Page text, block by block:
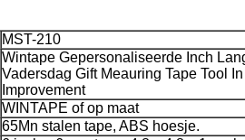
MST-210
Wintape Gepersonaliseerde Inch
Vadersdag Gift Meauring Tape Tool
Improvement
WINTAPE of op maat
65Mn stalen tape, ABS hoesje.